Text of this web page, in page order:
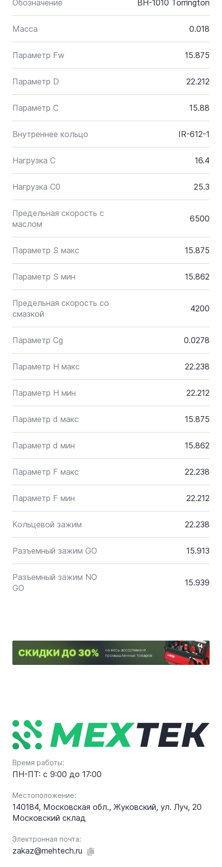
Обозначение BH-1010 Torrington
Масса 0.018
Параметр Fw 15.875
Параметр D 22.212
Параметр C 15.88
Внутреннее кольцо IR-612-1
Нагрузка C 16.4
Нагрузка C0 25.3
Предельная скорость с
маслом
6500
Параметр S макс 15.875
Параметр S мин 15.862
Предельная скорость со
смазкой
4200
Параметр Cg 0.0278
Параметр H макс 22.238
Параметр H мин 22.212
Параметр d макс 15.875
Параметр d мин 15.862
Параметр F макс 22.238
Параметр F мин 22.212
Кольцевой зажим 22.238
Разъемный зажим GO 15.913
Разъемный зажим NO
GO
15.939
Время работы:
ПН-ПТ: с 9:00 до 17:00
Местоположение:
140184, Московская обл., Жуковский, ул. Луч, 20
Московский склад
Электронная почта:
zakaz@mehtech.ru